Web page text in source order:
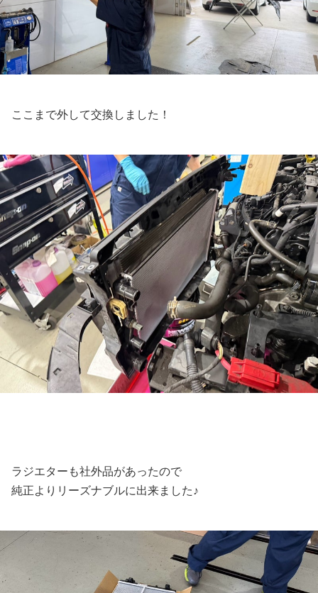
ここまで外して交換しました！
ラジエターも社外品があったので
純正よりリーズナブルに出来ました♪